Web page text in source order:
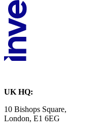
UK HQ:
10 Bishops Square,
London, E1 6EG